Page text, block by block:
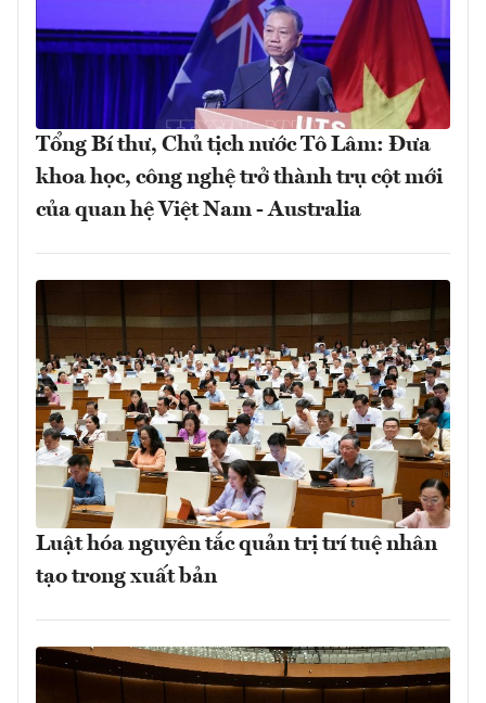
Tổng Bí thư, Chủ tịch nước Tô Lâm: Đưa
khoa học, công nghệ trở thành trụ cột mới
của quan hệ Việt Nam - Australia
Luật hóa nguyên tắc quản trị trí tuệ nhân
tạo trong xuất bản